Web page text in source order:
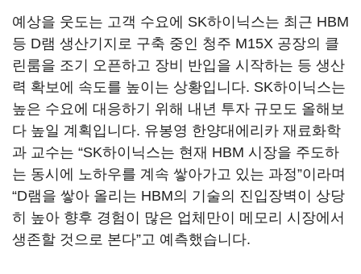
예상을 웃도는 고객 수요에 SK하이닉스는 최근 HBM
등 D램 생산기지로 구축 중인 청주 M15X 공장의 클
린룸을 조기 오픈하고 장비 반입을 시작하는 등 생산
력 확보에 속도를 높이는 상황입니다. SK하이닉스는
높은 수요에 대응하기 위해 내년 투자 규모도 올해보
다 높일 계획입니다. 유봉영 한양대에리카 재료화학
과 교수는 “SK하이닉스는 현재 HBM 시장을 주도하
는 동시에 노하우를 계속 쌓아가고 있는 과정”이라며
“D램을 쌓아 올리는 HBM의 기술의 진입장벽이 상당
히 높아 향후 경험이 많은 업체만이 메모리 시장에서
생존할 것으로 본다”고 예측했습니다.